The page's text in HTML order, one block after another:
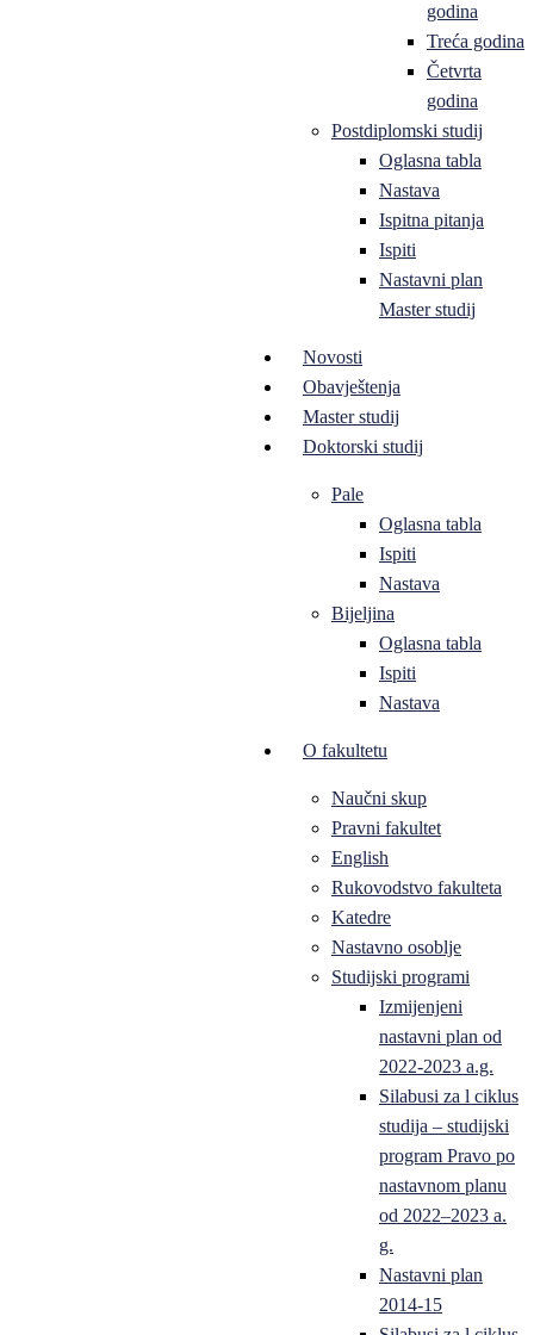
godina
Treća godina
Četvrta
godina
Postdiplomski studij
Oglasna tabla
Nastava
Ispitna pitanja
Ispiti
Nastavni plan
Master studij
Novosti
Obavještenja
Master studij
Doktorski studij
Pale
Oglasna tabla
Ispiti
Nastava
Bijeljina
Oglasna tabla
Ispiti
Nastava
O fakultetu
Naučni skup
Pravni fakultet
English
Rukovodstvo fakulteta
Katedre
Nastavno osoblje
Studijski programi
Izmijenjeni
nastavni plan od
2022-2023 a.g.
Silabusi za l ciklus
studija – studijski
program Pravo po
nastavnom planu
od 2022–2023 a.
g.
Nastavni plan
2014-15